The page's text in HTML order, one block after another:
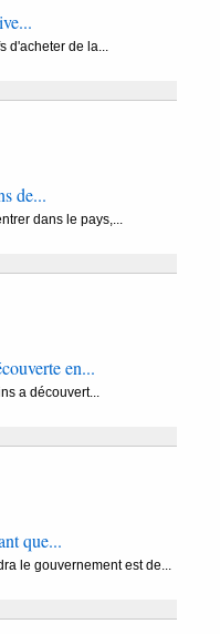
d'acheter de la...
de...
dans le pays,...
en...
a découvert...
que...
le gouvernement est de...